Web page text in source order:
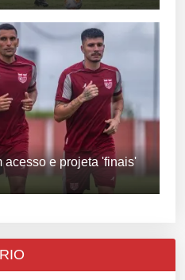
acesso e projeta 'finais'